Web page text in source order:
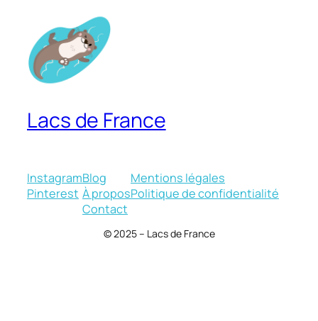
Lacs de France
Instagram
Pinterest
Blog
À propos
Contact
Mentions légales
Politique de confidentialité
© 2025 – Lacs de France